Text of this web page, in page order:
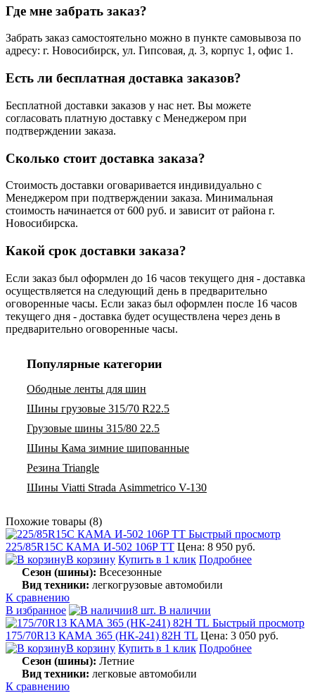
Где мне забрать заказ?
Забрать заказ самостоятельно можно в пункте самовывоза по
адресу: г. Новосибирск, ул. Гипсовая, д. 3, корпус 1, офис 1.
Есть ли бесплатная доставка заказов?
Бесплатной доставки заказов у нас нет. Вы можете
согласовать платную доставку с Менеджером при
подтверждении заказа.
Сколько стоит доставка заказа?
Стоимость доставки оговаривается индивидуально с
Менеджером при подтверждении заказа. Минимальная
стоимость начинается от 600 руб. и зависит от района г.
Новосибирска.
Какой срок доставки заказа?
Если заказ был оформлен до 16 часов текущего дня - доставка
осуществляется на следующий день в предварительно
оговоренные часы. Если заказ был оформлен после 16 часов
текущего дня - доставка будет осуществлена через день в
предварительно оговоренные часы.
Популярные категории
Ободные ленты для шин
Шины грузовые 315/70 R22.5
Грузовые шины 315/80 22.5
Шины Кама зимние шипованные
Резина Triangle
Шины Viatti Strada Asimmetrico V-130
Похожие товары (8)
Быстрый просмотр
225/85R15C КАМА И-502 106P TT Цена: 8 950 руб.
В корзину Купить в 1 клик Подробнее
Сезон (шины): Всесезонные
Вид техники: легкогрузовые автомобили
К сравнению
В избранное
8 шт. В наличии
Быстрый просмотр
175/70R13 КАМА 365 (НК-241) 82H TL Цена: 3 050 руб.
В корзину Купить в 1 клик Подробнее
Сезон (шины): Летние
Вид техники: легковые автомобили
К сравнению